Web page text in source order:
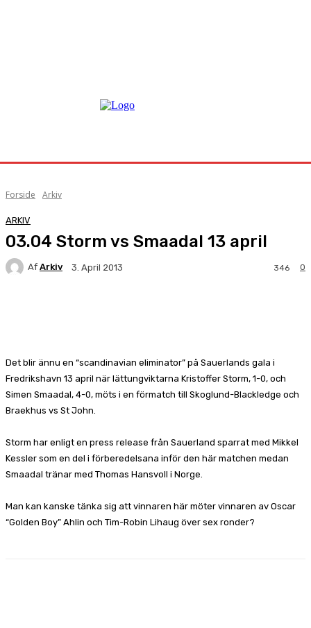
Forside Arkiv
ARKIV
03.04 Storm vs Smaadal 13 april
Af Arkiv 3. April 2013 0
346
Det blir ännu en “scandinavian eliminator” på Sauerlands gala i
Fredrikshavn 13 april när lättungviktarna Kristoffer Storm, 1-0, och
Simen Smaadal, 4-0, möts i en förmatch till Skoglund-Blackledge och
Braekhus vs St John.
Storm har enligt en press release från Sauerland sparrat med Mikkel
Kessler som en del i förberedelsana inför den här matchen medan
Smaadal tränar med Thomas Hansvoll i Norge.
Man kan kanske tänka sig att vinnaren här möter vinnaren av Oscar
“Golden Boy” Ahlin och Tim-Robin Lihaug över sex ronder?